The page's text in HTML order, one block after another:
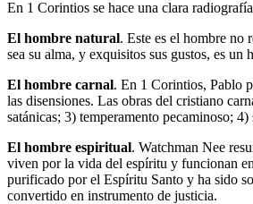
En 1 Corintios se hace una clara
El hombre natural. Este es el hombre no
sea su alma, y exquisitos sus gustos, es
El hombre carnal. En 1 Corintios, Pablo
las disensiones. Las obras del cristiano
satánicas; 3) temperamento pecaminoso;
El hombre espiritual. Watchman Nee
viven por la vida del espíritu y funcionan
purificado por el Espíritu Santo y ha sido
convertido en instrumento de justicia.